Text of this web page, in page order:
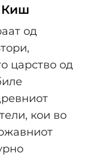
Киш
од
царство од
кои во